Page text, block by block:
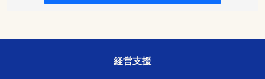
経営支援